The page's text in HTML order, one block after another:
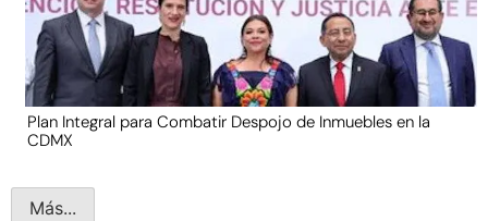
Plan Integral para Combatir Despojo de Inmuebles en la
CDMX
Más...